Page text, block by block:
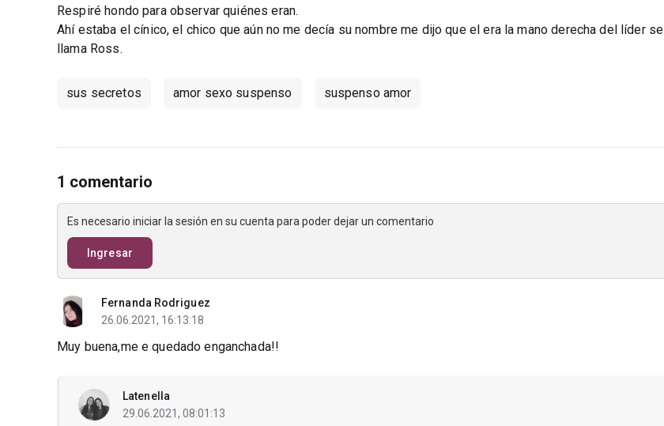
Respiré hondo para observar quiénes eran.
Ahí estaba el cínico, el chico que aún no me decía su nombre me dijo que el era la mano derecha del líder se
llama Ross.
sus secretos amor sexo suspenso suspenso amor
1 comentario
Es necesario iniciar la sesión en su cuenta para poder dejar un comentario
Ingresar
Fernanda Rodriguez
26.06.2021, 16:13:18
Muy buena,me e quedado enganchada!!
Latenella
29.06.2021, 08:01:13